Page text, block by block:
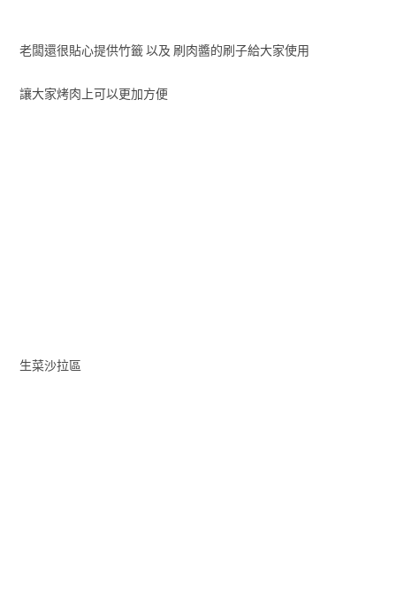
老闆還很貼心提供竹籤 以及 刷肉醬的刷子給大家使用
讓大家烤肉上可以更加方便
生菜沙拉區